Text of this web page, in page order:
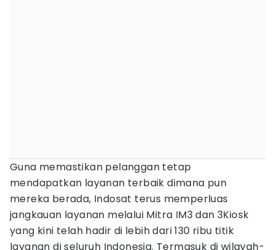
Guna memastikan pelanggan tetap
mendapatkan layanan terbaik dimana pun
mereka berada, Indosat terus memperluas
jangkauan layanan melalui Mitra IM3 dan 3Kiosk
yang kini telah hadir di lebih dari 130 ribu titik
layanan di seluruh Indonesia. Termasuk di wilayah-